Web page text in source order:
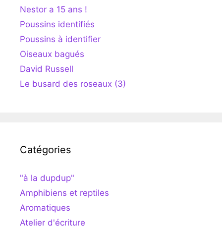
Nestor a 15 ans !
Poussins identifiés
Poussins à identifier
Oiseaux bagués
David Russell
Le busard des roseaux (3)
Catégories
"à la dupdup"
Amphibiens et reptiles
Aromatiques
Atelier d'écriture